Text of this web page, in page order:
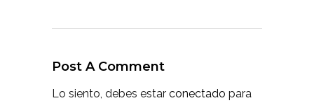
Post A Comment
Lo siento, debes estar conectado para